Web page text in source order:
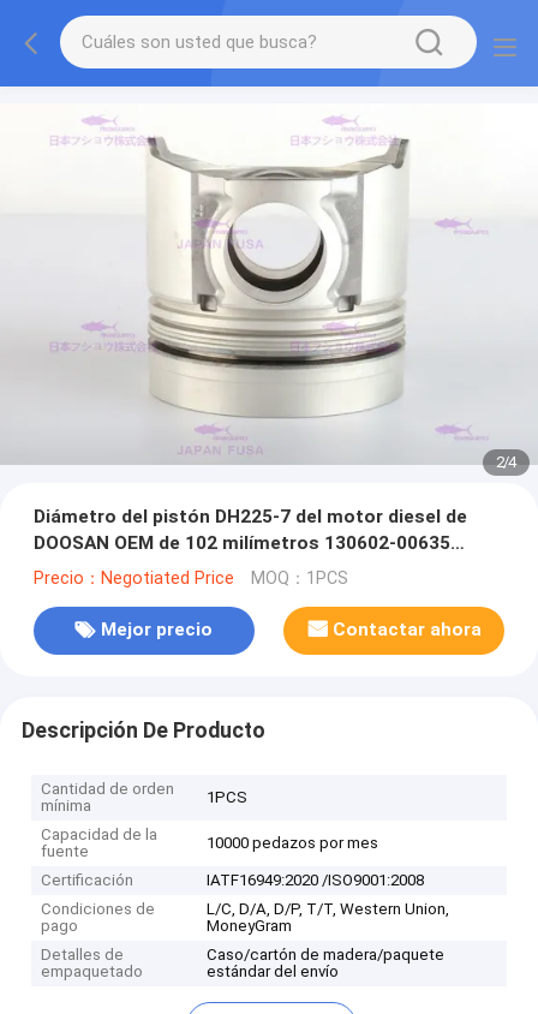
2/4
Diámetro del pistón DH225-7 del motor diesel de
DOOSAN OEM de 102 milímetros 130602-00635
NUEVO
Precio：Negotiated Price MOQ：1PCS
Mejor precio Contactar ahora
Descripción De Producto
Cantidad de orden
mínima
1PCS
Capacidad de la
fuente
10000 pedazos por mes
Certificación
IATF16949:2020 /ISO9001:2008
Condiciones de
pago
L/C, D/A, D/P, T/T, Western Union,
MoneyGram
Detalles de
empaquetado
Caso/cartón de madera/paquete
estándar del envío